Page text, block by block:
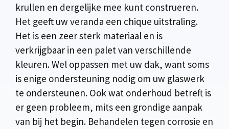
krullen en dergelijke mee kunt construeren.
Het geeft uw veranda een chique uitstraling.
Het is een zeer sterk materiaal en is
verkrijgbaar in een palet van verschillende
kleuren. Wel oppassen met uw dak, want soms
is enige ondersteuning nodig om uw glaswerk
te ondersteunen. Ook wat onderhoud betreft is
er geen probleem, mits een grondige aanpak
van bij het begin. Behandelen tegen corrosie en